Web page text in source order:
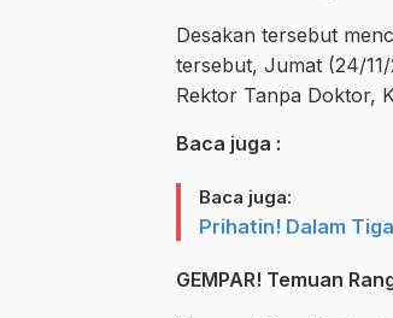
Desakan tersebut
tersebut, Jumat (24/
Rektor Tanpa Doktor,
Baca juga :
Baca juga:
Prihatin! Dalam
GEMPAR! Temuan